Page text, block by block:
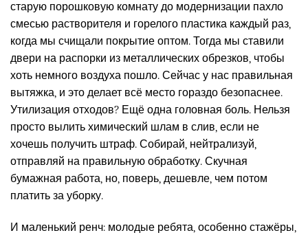
старую порошковую комнату до модернизации пахло
смесью растворителя и горелого пластика каждый раз,
когда мы счищали покрытие оптом. Тогда мы ставили
двери на распорки из металлических обрезков, чтобы
хоть немного воздуха пошло. Сейчас у нас правильная
вытяжка, и это делает всё место гораздо безопаснее.
Утилизация отходов? Ещё одна головная боль. Нельзя
просто вылить химический шлам в слив, если не
хочешь получить штраф. Собирай, нейтрализуй,
отправляй на правильную обработку. Скучная
бумажная работа, но, поверь, дешевле, чем потом
платить за уборку.
И маленький ренч: молодые ребята, особенно стажёры,